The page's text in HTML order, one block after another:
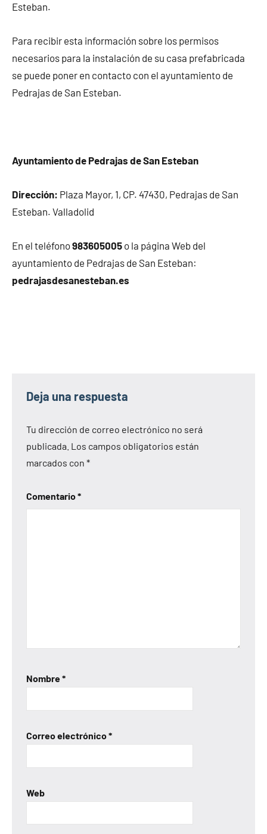
Esteban.
Para recibir esta información sobre los permisos
necesarios para la instalación de su casa prefabricada
se puede poner en contacto con el ayuntamiento de
Pedrajas de San Esteban.
Ayuntamiento de Pedrajas de San Esteban
Dirección: Plaza Mayor, 1, CP. 47430, Pedrajas de San
Esteban. Valladolid
En el teléfono983605005 o la página Web del
ayuntamiento de Pedrajas de San Esteban:
pedrajasdesanesteban.es
Deja una respuesta
Tu dirección de correo electrónico no será
publicada. Los campos obligatorios están
marcados con *
Comentario*
Nombre*
Correo electrónico*
Web